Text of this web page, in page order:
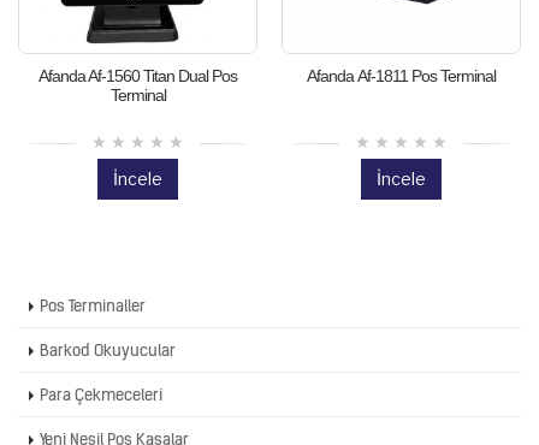
Afanda Af-1560 Titan Dual Pos
Terminal
İncele
Afanda Af-1811 Pos Terminal
İncele
Pos Terminaller
Barkod Okuyucular
Para Çekmeceleri
Yeni Nesil Pos Kasalar